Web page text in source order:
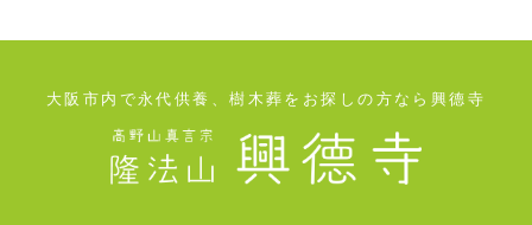
大阪市内で永代供養、樹木葬をお探しの方なら興德寺